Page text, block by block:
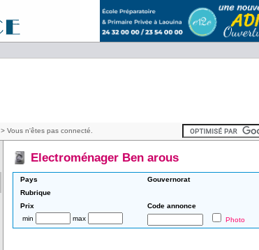
> Vous n'êtes pas connecté.
Electroménager Ben arous
Pays Gouvernorat
Rubrique
Prix
Code annonce
min
max Photo